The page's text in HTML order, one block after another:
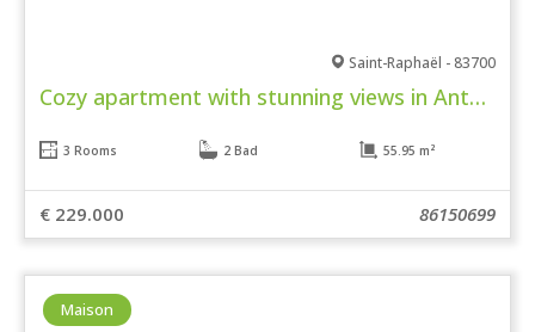
Saint-Raphaël - 83700
Cozy apartment with stunning views in Anthéor
3 Rooms 2 Bad 55.95 m²
€ 229.000 86150699
Maison